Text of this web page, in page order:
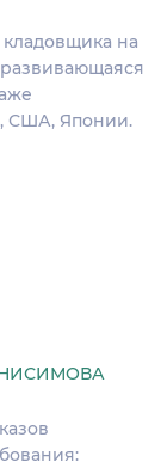
на
США, Японии.